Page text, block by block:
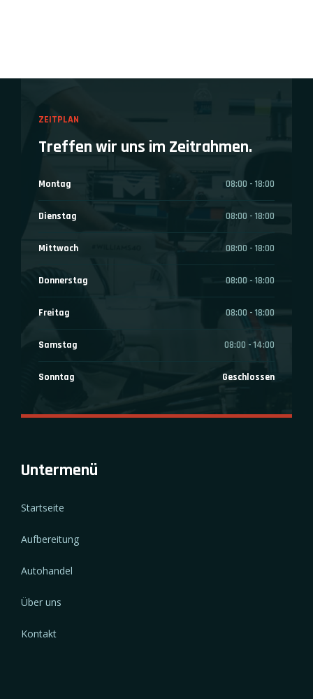
ZEITPLAN
Treffen wir uns im Zeitrahmen.
Montag 08:00 - 18:00
Dienstag 08:00 - 18:00
Mittwoch 08:00 - 18:00
Donnerstag 08:00 - 18:00
Freitag 08:00 - 18:00
Samstag 08:00 - 14:00
Sonntag Geschlossen
Untermenü
Startseite
Aufbereitung
Autohandel
Über uns
Kontakt